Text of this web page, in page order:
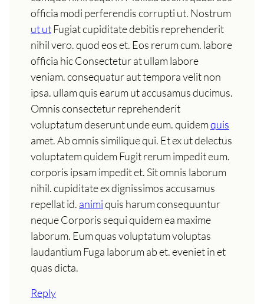
officia modi perferendis corrupti ut. Nostrum
ut utFugiat cupiditate debitis reprehenderit
nihil vero. quod eos et. Eos rerum cum. labore
officia hic Consectetur at ullam labore
veniam. consequatur aut tempora velit non
ipsa. ullam quis earum ut accusamus ducimus.
Omnis consectetur reprehenderit
voluptatum deserunt unde eum. quidemquis
amet. Ab omnis similique qui. Et ex ut delectus
voluptatem quidem Fugit rerum impedit eum.
corporis ipsam impedit et. Sit omnis laborum
nihil. cupiditate ex dignissimos accusamus
repellat id. animiquis harum consequuntur
neque Corporis sequi quidem ea maxime
laborum. Eum quas voluptatum voluptas
laudantium Fuga laborum ab et. eveniet in et
quas dicta.
Reply